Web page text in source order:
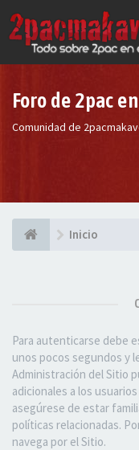
Foro de 2pac
Comunidad de
Inicio
Para autenticarse debe
unos pocos segundos y
Administración del Sitio
adicionales a los
asegúrese de estar
políticas relacionadas.
navega por el Sitio.